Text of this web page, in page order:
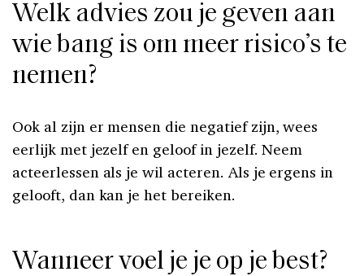
Welk advies zou je geven aan
wie bang is om meer risico’s te
nemen?
Ook al zijn er mensen die negatief zijn, wees
eerlijk met jezelf en geloof in jezelf. Neem
acteerlessen als je wil acteren. Als je ergens in
gelooft, dan kan je het bereiken.
Wanneer voel je je op je best?